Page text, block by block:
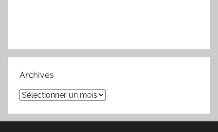
Archives
Archives